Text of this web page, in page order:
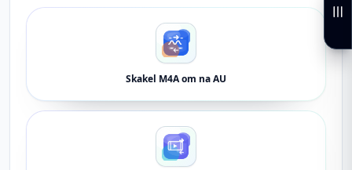
Skakel M4A om na AU